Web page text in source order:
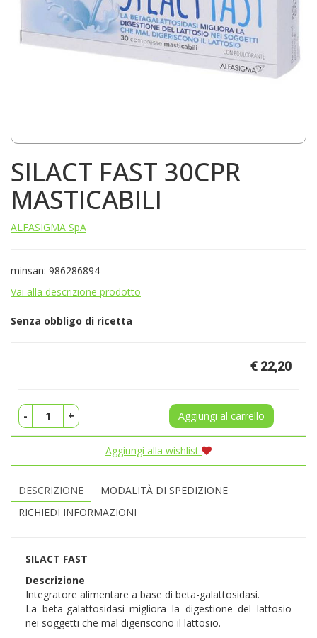
SILACT FAST 30CPR
MASTICABILI
ALFASIGMA SpA
minsan: 986286894
Vai alla descrizione prodotto
Senza obbligo di ricetta
€ 22,20
- + Aggiungi al carrello
Aggiungi alla wishlist
DESCRIZIONE
MODALITÀ DI SPEDIZIONE
RICHIEDI INFORMAZIONI
SILACT FAST
Descrizione
Integratore alimentare a base di beta-galattosidasi.
La beta-galattosidasi migliora la digestione del lattosio
nei soggetti che mal digeriscono il lattosio.